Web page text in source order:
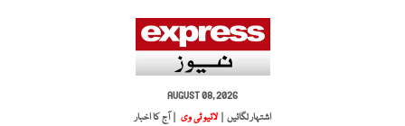
AUGUST 08, 2026
اشتہار لگائیں |
لائیو ٹی وی | آج کا اخبار